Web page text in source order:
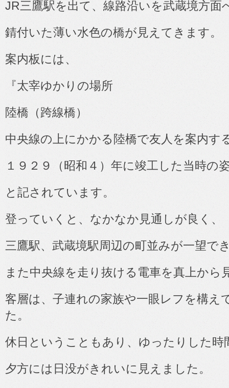
JR三鷹駅を出て、線路沿いを武蔵境方面
錆付いた薄い水色の橋が見えてきます。
案内板には、
『太宰ゆかりの場所
陸橋（跨線橋）
中央線の上にかかる陸橋で友人を案内す
１９２９（昭和４）年に竣工した当時の
と記されています。
登っていくと、なかなか見通しが良く、
三鷹駅、武蔵境駅周辺の町並みが一望で
また中央線を走り抜ける電車を真上から
客層は、子連れの家族や一眼レフを構え
た。
休日ということもあり、ゆったりした時
夕方には日没がきれいに見えました。